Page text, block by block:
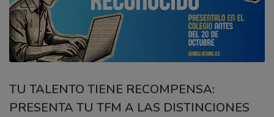
TU TALENTO TIENE RECOMPENSA:
PRESENTA TU TFM A LAS DISTINCIONES